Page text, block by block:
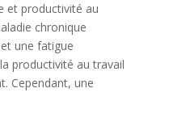
et productivité au
chronique
une fatigue
productivité au travail
Cependant, une